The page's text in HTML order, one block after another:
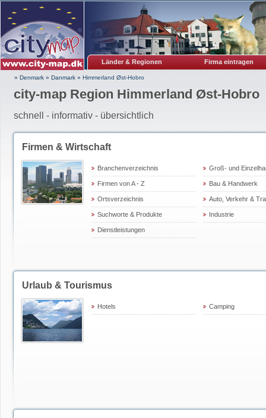
Länder & Regionen Firma eintragen
» Denmark » Danmark » Himmerland Øst-Hobro
city-map Region Himmerland Øst-Hobro
schnell - informativ - übersichtlich
Firmen & Wirtschaft
Branchenverzeichnis
Firmen von A - Z
Ortsverzeichnis
Suchworte & Produkte
Dienstleistungen
Groß- und
Bau & Handwerk
Auto, Verkehr &
Industrie
Urlaub & Tourismus
Hotels Camping